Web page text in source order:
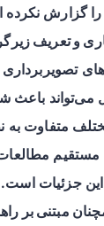
را گزارش
و تعریف
تصویربرداری
باعث
متفاوت به
مستقیم
این جزئیات است.
مبتنی بر